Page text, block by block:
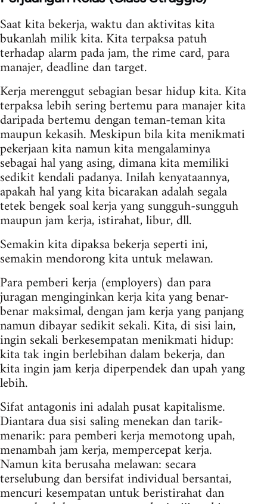
Saat kita bekerja, waktu dan aktivitas kita
bukanlah milik kita. Kita terpaksa patuh
terhadap alarm pada jam, the rime card, para
manajer, deadline dan target.
Kerja merenggut sebagian besar hidup kita. Kita
terpaksa lebih sering bertemu para manajer kita
daripada bertemu dengan teman-teman kita
maupun kekasih. Meskipun bila kita menikmati
pekerjaan kita namun kita mengalaminya
sebagai hal yang asing, dimana kita memiliki
sedikit kendali padanya. Inilah kenyataannya,
apakah hal yang kita bicarakan adalah segala
tetek bengek soal kerja yang sungguh-sungguh
maupun jam kerja, istirahat, libur, dll.
Semakin kita dipaksa bekerja seperti ini,
semakin mendorong kita untuk melawan.
Para pemberi kerja (employers) dan para
juragan menginginkan kerja kita yang benar-
benar maksimal, dengan jam kerja yang panjang
namun dibayar sedikit sekali. Kita, di sisi lain,
ingin sekali berkesempatan menikmati hidup:
kita tak ingin berlebihan dalam bekerja, dan
kita ingin jam kerja diperpendek dan upah yang
lebih.
Sifat antagonis ini adalah pusat kapitalisme.
Diantara dua sisi saling menekan dan tarik-
menarik: para pemberi kerja memotong upah,
menambah jam kerja, mempercepat kerja.
Namun kita berusaha melawan: secara
terselubung dan bersifat individual bersantai,
mencuri kesempatan untuk beristirahat dan